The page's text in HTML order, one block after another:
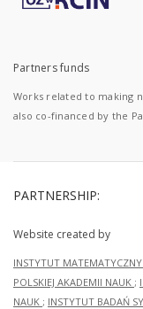
Partners funds
Works related to making
also co-financed by the
PARTNERSHIP:
Website created by
INSTYTUT
POLSKIEJ AKADEMII NAUK ;
NAUK ; INSTYTUT BADAŃ